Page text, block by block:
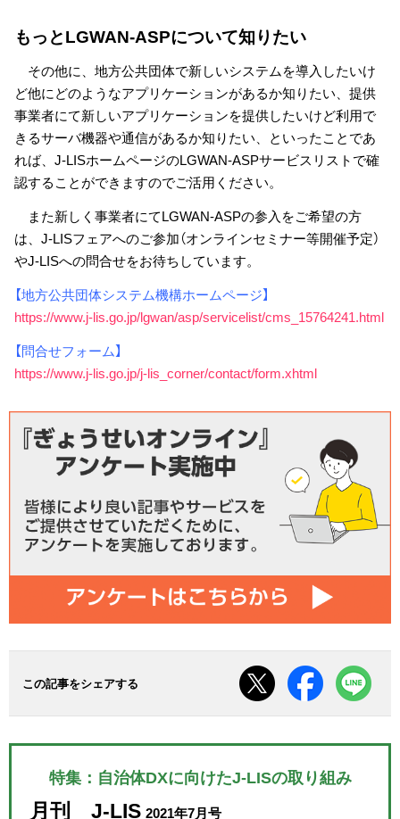
もっとLGWAN-ASPについて知りたい
その他に、地方公共団体で新しいシステムを導入したいけ
ど他にどのようなアプリケーションがあるか知りたい、提供
事業者にて新しいアプリケーションを提供したいけど利用で
きるサーバ機器や通信があるか知りたい、といったことであ
れば、J-LISホームページのLGWAN-ASPサービスリストで確
認することができますのでご活用ください。
また新しく事業者にてLGWAN-ASPの参入をご希望の方
は、J-LISフェアへのご参加（オンラインセミナー等開催予定）
やJ-LISへの問合せをお待ちしています。
【地方公共団体システム機構ホームページ】
https://www.j-lis.go.jp/lgwan/asp/servicelist/cms_15764241.html
【問合せフォーム】
https://www.j-lis.go.jp/j-lis_corner/contact/form.xhtml
この記事をシェアする
特集：自治体DXに向けたJ-LISの取り組み
月刊 J-LIS 2021年7月号